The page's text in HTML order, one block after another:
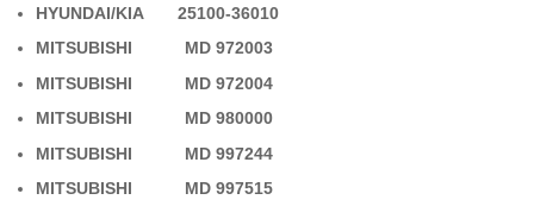
HYUNDAI/KIA 25100-36010
MITSUBISHI MD 972003
MITSUBISHI MD 972004
MITSUBISHI MD 980000
MITSUBISHI MD 997244
MITSUBISHI MD 997515